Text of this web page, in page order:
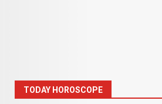
TODAY HOROSCOPE